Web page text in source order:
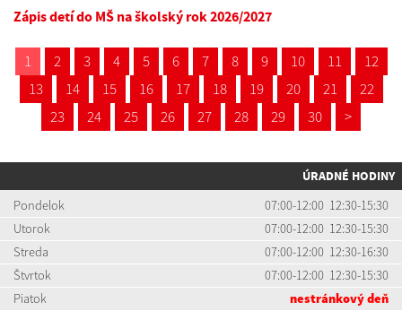
Zápis detí do MŠ na školský rok 2026/2027
1 2 3 4 5 6 7 8 9 10 11
12
13
14 15 16 17 18 19 20 21
22
23
24 25 26 27 28 29 30 >
ÚRADNÉ HODINY
Pondelok
07:00-12:00 12:30-15:30
Utorok
07:00-12:00 12:30-15:30
Streda
07:00-12:00 12:30-16:30
Štvrtok
07:00-12:00 12:30-15:30
Piatok
nestránkový deň